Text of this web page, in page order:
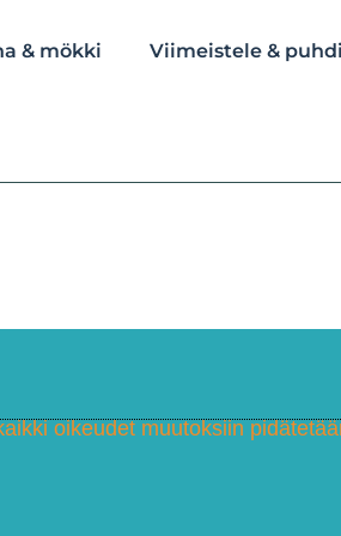
& mökki Viimeistele &
oikeudet muutoksiin